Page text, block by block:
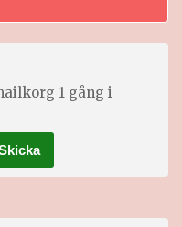
1 gång i